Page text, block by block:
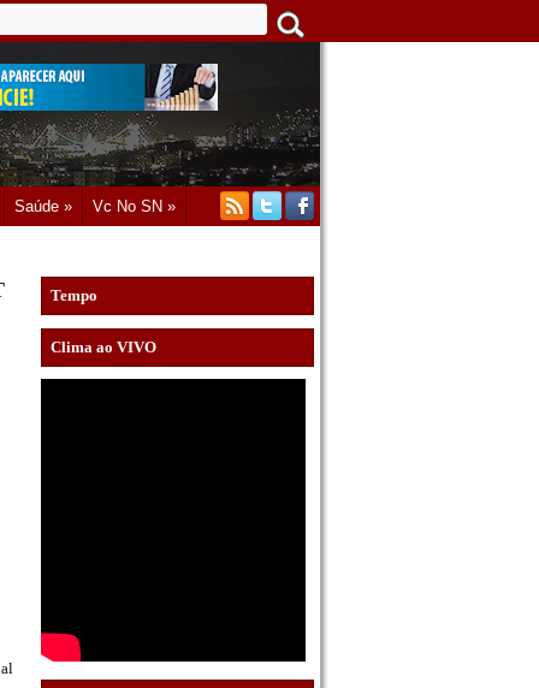
Saúde » Vc No SN »
Tempo
Clima ao VIVO